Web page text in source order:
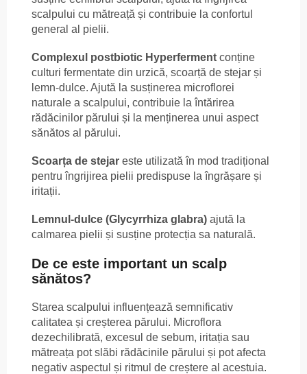
scalpului cu mătreață și contribuie la confortul
general al pielii.
Complexul postbiotic Hyperferment conține
culturi fermentate din urzică, scoarță de stejar și
lemn-dulce. Ajută la susținerea microflorei
naturale a scalpului, contribuie la întărirea
rădăcinilor părului și la menținerea unui aspect
sănătos al părului.
Scoarța de stejar este utilizată în mod tradițional
pentru îngrijirea pielii predispuse la îngrășare și
iritații.
Lemnul-dulce (Glycyrrhiza glabra) ajută la
calmarea pielii și susține protecția sa naturală.
De ce este important un scalp
sănătos?
Starea scalpului influențează semnificativ
calitatea și creșterea părului. Microflora
dezechilibrată, excesul de sebum, iritația sau
mătreața pot slăbi rădăcinile părului și pot afecta
negativ aspectul și ritmul de creștere al acestuia.